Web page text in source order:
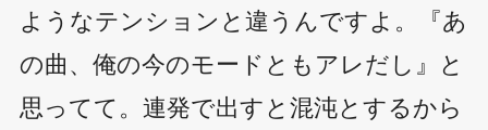
ようなテンションと違うんですよ。『あ
の曲、俺の今のモードともアレだし』と
思ってて。連発で出すと混沌とするから